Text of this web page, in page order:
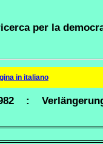
per la
in italiano
: